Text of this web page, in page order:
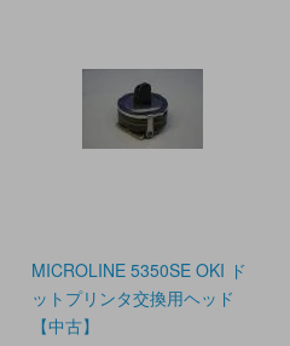
MICROLINE 5350SE OKI ド
ットプリンタ交換用ヘッド
【中古】